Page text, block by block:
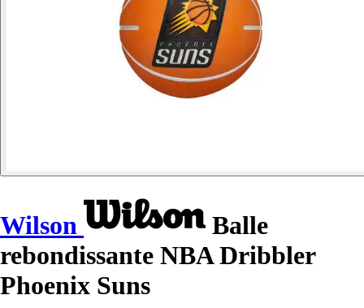
Wilson
Balle
rebondissante NBA Dribbler
Phoenix Suns